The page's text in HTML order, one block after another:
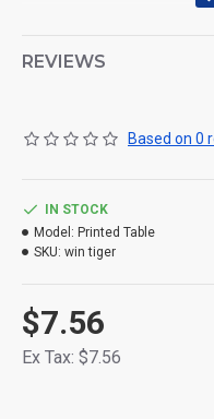
✅প্রিন্টকালার ড্রয়ারসহ=৭৩০ টাকা
✅ টেবিলের সাইজ : দৈর্ঘ ২৩.৫
REVIEWS
Based on 0
$7.56
Ex Tax: $7.56
IN STOCK
Model: Printed Table
SKU: win tiger